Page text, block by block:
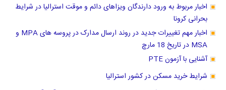
اخبار مربوط به ورود دارندگان ویزاهای دائم و موقت استرالیا در شرایط
بحرانی کرونا
اخبار مهم تغییرات جدید در روند ارسال مدارک در پروسه های MPA و
MSA در تاریخ 18 مارچ
آشنایی با آزمون PTE
شرایط خرید مسکن در کشور استرالیا